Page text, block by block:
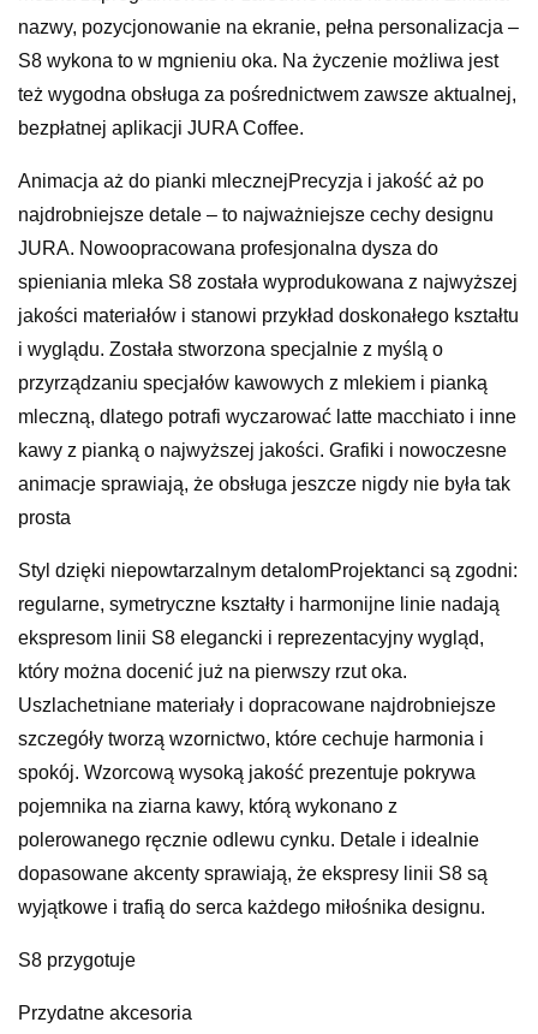
nazwy, pozycjonowanie na ekranie, pełna personalizacja –
S8 wykona to w mgnieniu oka. Na życzenie możliwa jest
też wygodna obsługa za pośrednictwem zawsze aktualnej,
bezpłatnej aplikacji JURA Coffee.
Animacja aż do pianki mlecznejPrecyzja i jakość aż po
najdrobniejsze detale – to najważniejsze cechy designu
JURA. Nowoopracowana profesjonalna dysza do
spieniania mleka S8 została wyprodukowana z najwyższej
jakości materiałów i stanowi przykład doskonałego kształtu
i wyglądu. Została stworzona specjalnie z myślą o
przyrządzaniu specjałów kawowych z mlekiem i pianką
mleczną, dlatego potrafi wyczarować latte macchiato i inne
kawy z pianką o najwyższej jakości. Grafiki i nowoczesne
animacje sprawiają, że obsługa jeszcze nigdy nie była tak
prosta
Styl dzięki niepowtarzalnym detalomProjektanci są zgodni:
regularne, symetryczne kształty i harmonijne linie nadają
ekspresom linii S8 elegancki i reprezentacyjny wygląd,
który można docenić już na pierwszy rzut oka.
Uszlachetniane materiały i dopracowane najdrobniejsze
szczegóły tworzą wzornictwo, które cechuje harmonia i
spokój. Wzorcową wysoką jakość prezentuje pokrywa
pojemnika na ziarna kawy, którą wykonano z
polerowanego ręcznie odlewu cynku. Detale i idealnie
dopasowane akcenty sprawiają, że ekspresy linii S8 są
wyjątkowe i trafią do serca każdego miłośnika designu.
S8 przygotuje
Przydatne akcesoria